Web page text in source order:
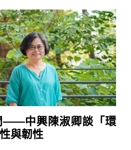
——中興陳淑卿談「環
與韌性